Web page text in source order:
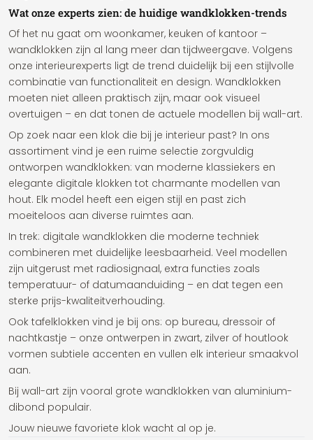
Wat onze experts zien: de huidige wandklokken-trends
Of het nu gaat om woonkamer, keuken of kantoor –
wandklokken zijn al lang meer dan tijdweergave. Volgens
onze interieurexperts ligt de trend duidelijk bij een stijlvolle
combinatie van functionaliteit en design. Wandklokken
moeten niet alleen praktisch zijn, maar ook visueel
overtuigen – en dat tonen de actuele modellen bij wall-art.
Op zoek naar een klok die bij je interieur past? In ons
assortiment vind je een ruime selectie zorgvuldig
ontworpen wandklokken: van moderne klassiekers en
elegante digitale klokken tot charmante modellen van
hout. Elk model heeft een eigen stijl en past zich
moeiteloos aan diverse ruimtes aan.
In trek: digitale wandklokken die moderne techniek
combineren met duidelijke leesbaarheid. Veel modellen
zijn uitgerust met radiosignaal, extra functies zoals
temperatuur- of datumaanduiding – en dat tegen een
sterke prijs-kwaliteitverhouding.
Ook tafelklokken vind je bij ons: op bureau, dressoir of
nachtkastje – onze ontwerpen in zwart, zilver of houtlook
vormen subtiele accenten en vullen elk interieur smaakvol
aan.
Bij wall-art zijn vooral grote wandklokken van aluminium-
dibond populair.
Jouw nieuwe favoriete klok wacht al op je.